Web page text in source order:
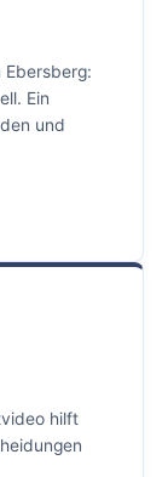
Ebersberg:
Ein
und
hilft